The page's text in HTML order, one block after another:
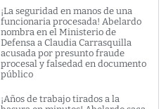
¡La seguridad en manos de una
funcionaria procesada! Abelardo
nombra en el Ministerio de
Defensa a Claudia Carrasquilla
acusada por presunto fraude
procesal y falsedad en documento
público
¡Años de trabajo tirados a la